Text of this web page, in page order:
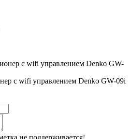
с wifi управлением Denko GW-09i
не поддерживается!